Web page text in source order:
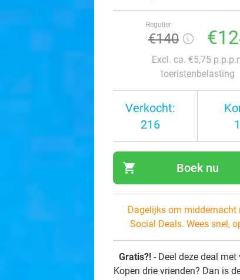
Regulier
€140
Excl. ca. €5,75
toeristenbelasting
Verkocht:
216
shopping_cart Boek nu
Dagelijks om middernacht
Social Deals. Wees snel,
Gratis?! - Deel deze deal met
Kopen drie vrienden? Dan is